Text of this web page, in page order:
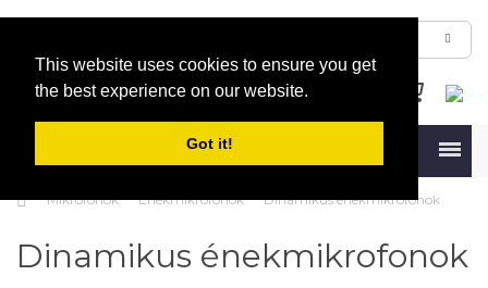
This website uses cookies to ensure you get
the best experience on our website.
Got it!
Mikrofonok Énekmikrofonok Dinamikus énekmikrofonok
Dinamikus énekmikrofonok